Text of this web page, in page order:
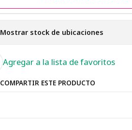
Mostrar stock de ubicaciones
Agregar a la lista de favoritos
COMPARTIR ESTE PRODUCTO